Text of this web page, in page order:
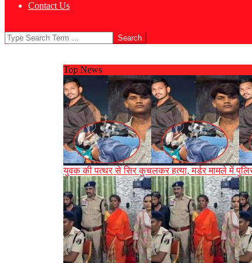
Contact Us
Search
Top News
युवक की पत्थर से सिर कुचलकर हत्या, मर्डर मामले में